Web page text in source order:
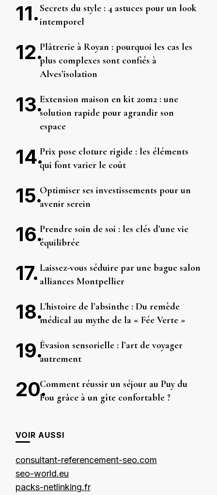
Secrets du style : 4 astuces pour un look
intemporel
Plâtrerie à Royan : pourquoi les cas les
plus complexes sont confiés à
Alves’isolation
Extension maison en kit 20m2 : une
solution rapide pour agrandir son
espace
Prix pose cloture rigide : les éléments
qui font varier le coût
Optimiser ses investissements pour un
avenir serein
Prendre soin de soi : les clés d’une vie
équilibrée
Laissez-vous séduire par une bague salon
alliances Montpellier
L’histoire de l’absinthe : Du remède
médical au mythe de la « Fée Verte »
Évasion sensorielle : l’art de voyager
autrement
Comment réussir un séjour au Puy du
Fou grâce à un gîte confortable ?
VOIR AUSSI
consultant-referencement-seo.com
seo-world.eu
packs-netlinking.fr